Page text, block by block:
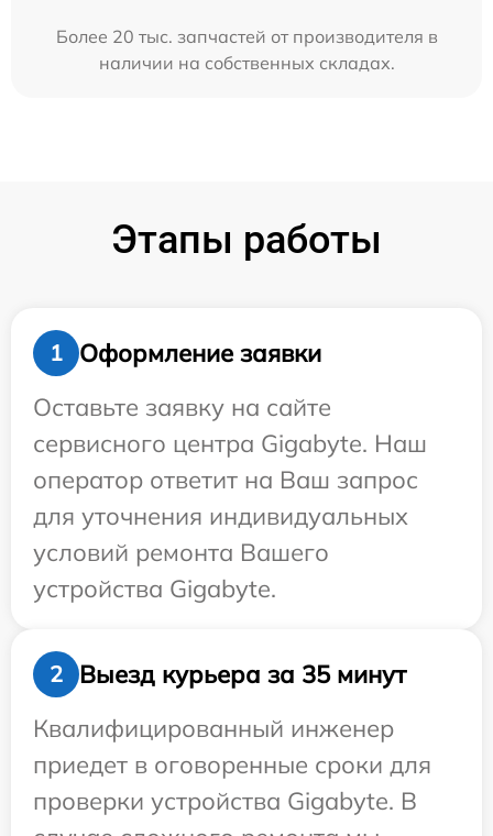
Более 20 тыс. запчастей от производителя в
наличии на собственных складах.
Этапы работы
1
Оформление заявки
Оставьте заявку на сайте
сервисного центра Gigabyte. Наш
оператор ответит на Ваш запрос
для уточнения индивидуальных
условий ремонта Вашего
устройства Gigabyte.
2
Выезд курьера за 35 минут
Квалифицированный инженер
приедет в оговоренные сроки для
проверки устройства Gigabyte. В